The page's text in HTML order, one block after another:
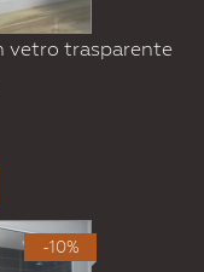
vetro trasparente
-10%